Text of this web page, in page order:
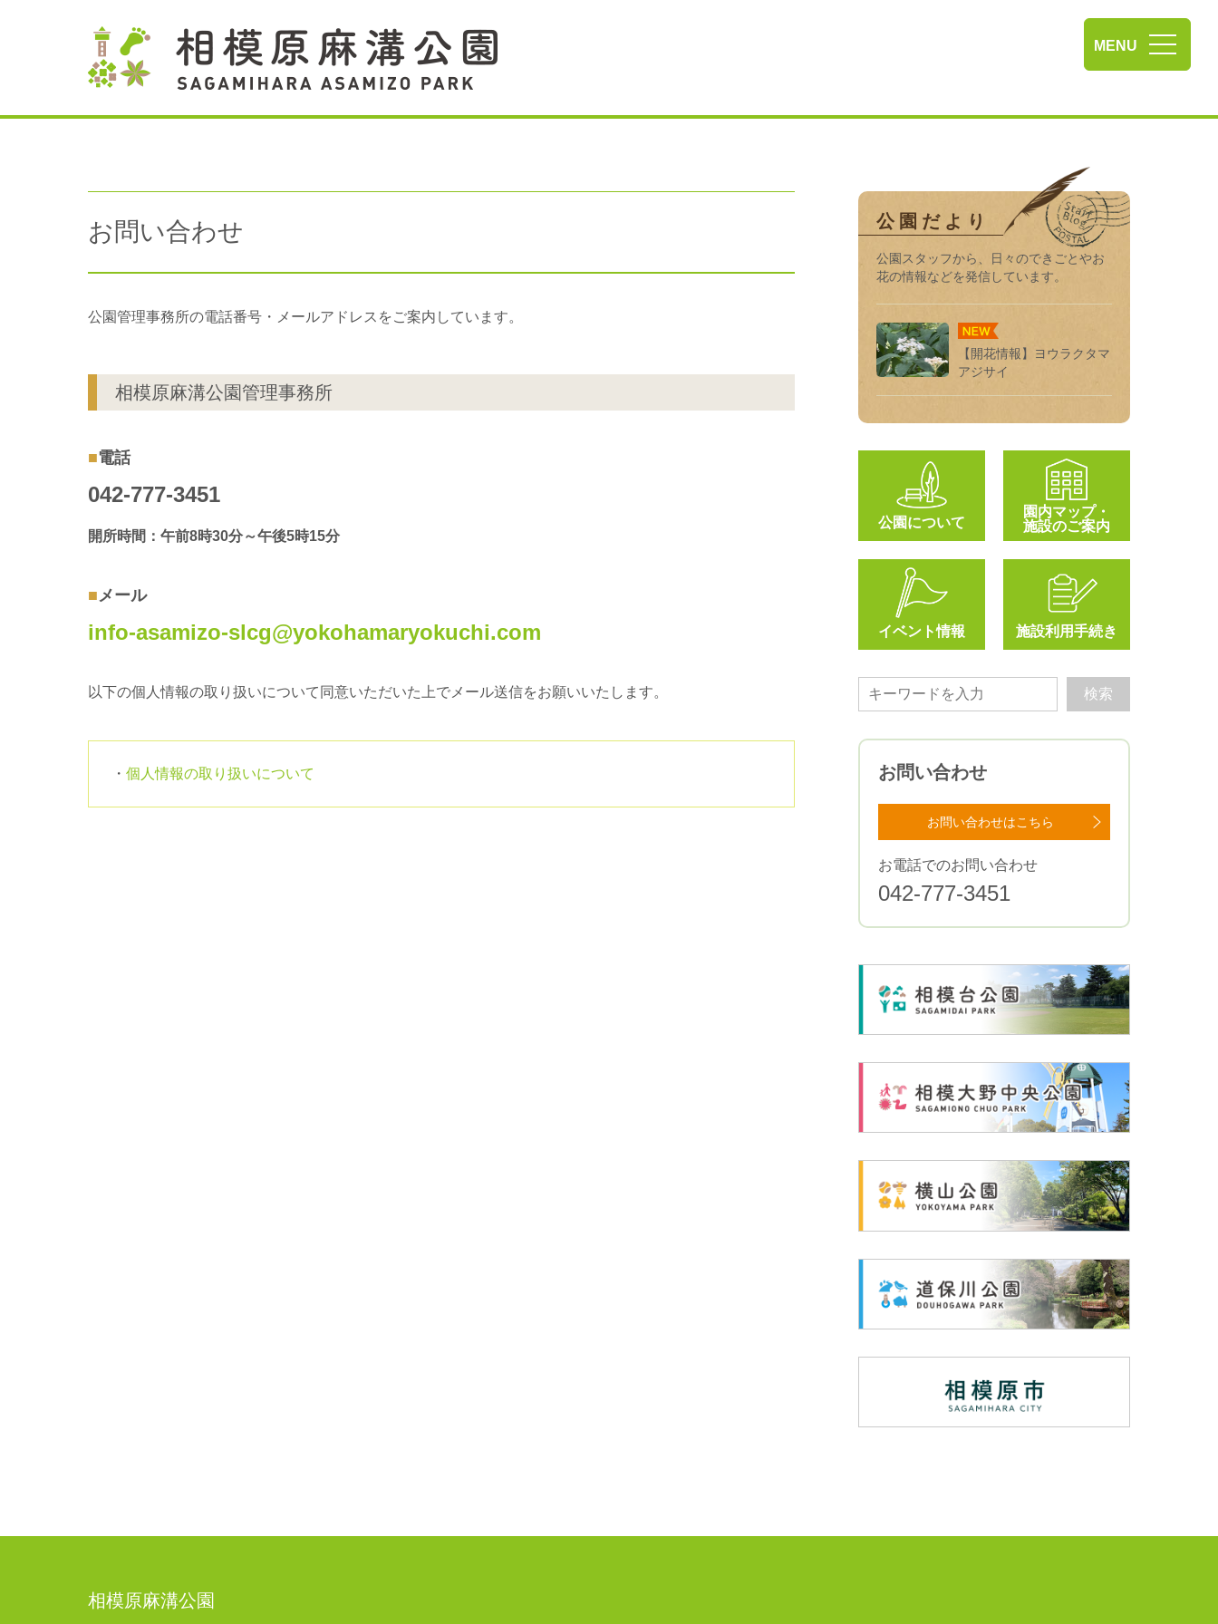
相模原麻溝公園
MENU
お問い合わせ
公園管理事務所の電話番号・メールアドレスをご案内しています。
相模原麻溝公園管理事務所
電話
042-777-3451
開所時間：午前8時30分～午後5時15分
メール
info-asamizo-slcg@yokohamaryokuchi.com
以下の個人情報の取り扱いについて同意いただいた上でメール送信をお願いいたします。
個人情報の取り扱いについて
公園だより
公園スタッフから、⽇々のできごとやお
花の情報などを発信しています。
【開花情報】ヨウラクタマ
アジサイ
公園について
園内マップ・
施設のご案内
イベント情報 施設利用手続き
お問い合わせ
お問い合わせはこちら
お電話でのお問い合わせ
042-777-3451
相模原麻溝公園